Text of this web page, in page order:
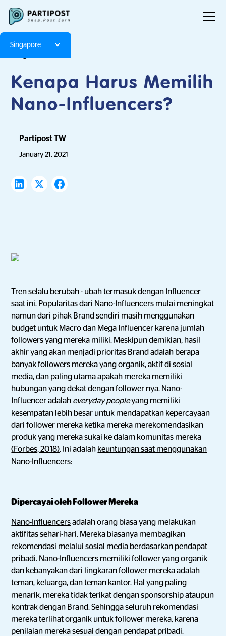
Singapore
Kenapa Harus Memilih
Nano-Influencers?
Partipost TW
January 21, 2021
Tren selalu berubah - ubah termasuk dengan Influencer
saat ini. Popularitas dari Nano-Influencers mulai meningkat
namun dari pihak Brand sendiri masih menggunakan
budget untuk Macro dan Mega Influencer karena jumlah
followers yang mereka miliki. Meskipun demikian, hasil
akhir yang akan menjadi prioritas Brand adalah berapa
banyak followers mereka yang organik, aktif di sosial
media, dan paling utama apakah mereka memiliki
hubungan yang dekat dengan follower nya. Nano-
Influencer adalah everyday peopleyang memiliki
kesempatan lebih besar untuk mendapatkan kepercayaan
dari follower mereka ketika mereka merekomendasikan
produk yang mereka sukai ke dalam komunitas mereka
(Forbes, 2018). Ini adalah keuntungan saat menggunakan
Nano-Influencers:
Dipercayai oleh Follower Mereka
Nano-Influencersadalah orang biasa yang melakukan
aktifitas sehari-hari. Mereka biasanya membagikan
rekomendasi melalui sosial media berdasarkan pendapat
pribadi. Nano-Influencers memiliki follower yang organik
dan kebanyakan dari lingkaran follower mereka adalah
teman, keluarga, dan teman kantor. Hal yang paling
menarik, mereka tidak terikat dengan sponsorship ataupun
kontrak dengan Brand. Sehingga seluruh rekomendasi
mereka terlihat organik untuk follower mereka, karena
penilaian mereka sesuai dengan pendapat pribadi.